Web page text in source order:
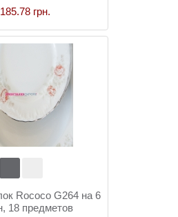
грн.
Rococo G264 на 6
18 предметов